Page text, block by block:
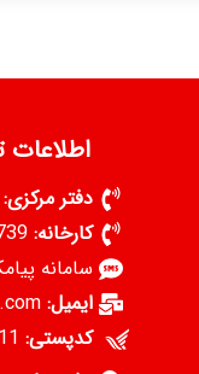
دفتر مرکزی:
کارخانه: 66808739-021
سامانه
ایمیل: info@bijanfood.com
کدپستی: